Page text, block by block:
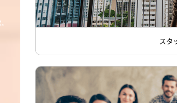
スタ